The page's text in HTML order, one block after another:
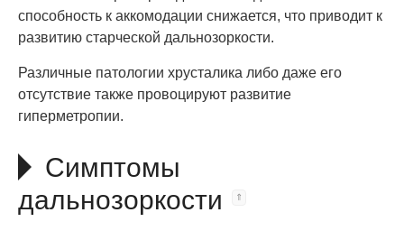
способность к аккомодации снижается, что приводит к
развитию старческой дальнозоркости.
Различные патологии хрусталика либо даже его
отсутствие также провоцируют развитие
гиперметропии.
Симптомы
дальнозоркости